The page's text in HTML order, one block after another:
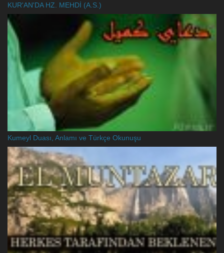
KUR'AN'DA HZ. MEHDİ (A.S.)
Kumeyl Duası, Anlamı ve Türkçe Okunuşu